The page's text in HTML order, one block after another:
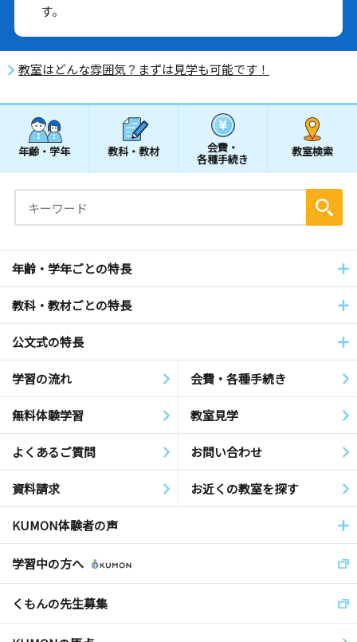
す。
教室はどんな雰囲気？まずは見学も可能です！
年齢・学年 教科・教材 会費・
各種手続き
教室検索
年齢・学年ごとの特長
教科・教材ごとの特長
公文式の特長
学習の流れ 会費・各種手続き
無料体験学習 教室見学
よくあるご質問 お問い合わせ
資料請求 お近くの教室を探す
KUMON体験者の声
学習中の方へ
くもんの先生募集